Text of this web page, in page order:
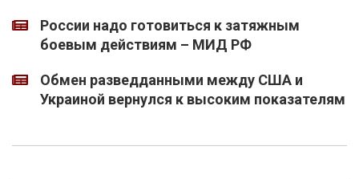
России надо готовиться к затяжным
боевым действиям – МИД РФ
Обмен разведданными между США и
Украиной вернулся к высоким показателям